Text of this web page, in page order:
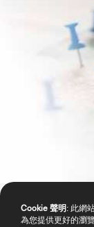
Cookie 聲明 : 此網
為您提供更好的瀏